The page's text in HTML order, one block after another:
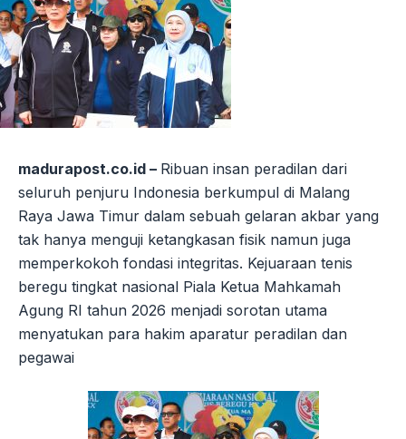
madurapost.co.id – Ribuan insan peradilan dari
seluruh penjuru Indonesia berkumpul di Malang
Raya Jawa Timur dalam sebuah gelaran akbar yang
tak hanya menguji ketangkasan fisik namun juga
memperkokoh fondasi integritas. Kejuaraan tenis
beregu tingkat nasional Piala Ketua Mahkamah
Agung RI tahun 2026 menjadi sorotan utama
menyatukan para hakim aparatur peradilan dan
pegawai